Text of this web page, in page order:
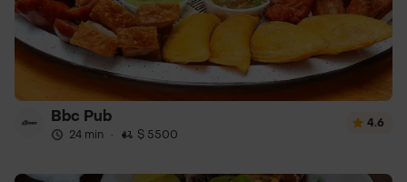
Bbc Pub
24 min · $ 5500
4.6